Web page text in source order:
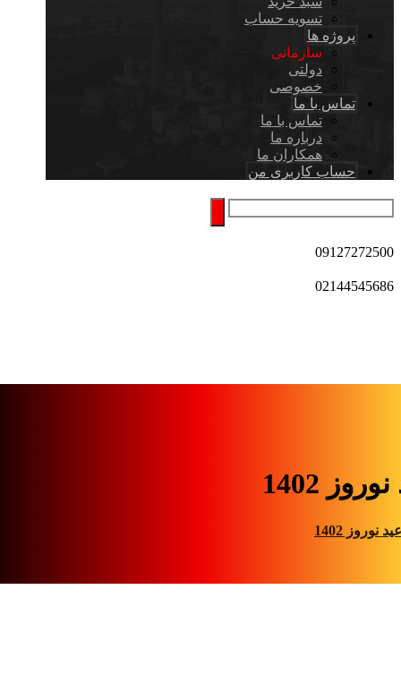
تسویه حساب
پروژه ها
سازمانی
دولتی
خصوصی
تماس با ما
تماس با ما
درباره ما
همکاران ما
حساب کاربری من
09127272500
02144545686
1402
نوروز 1402